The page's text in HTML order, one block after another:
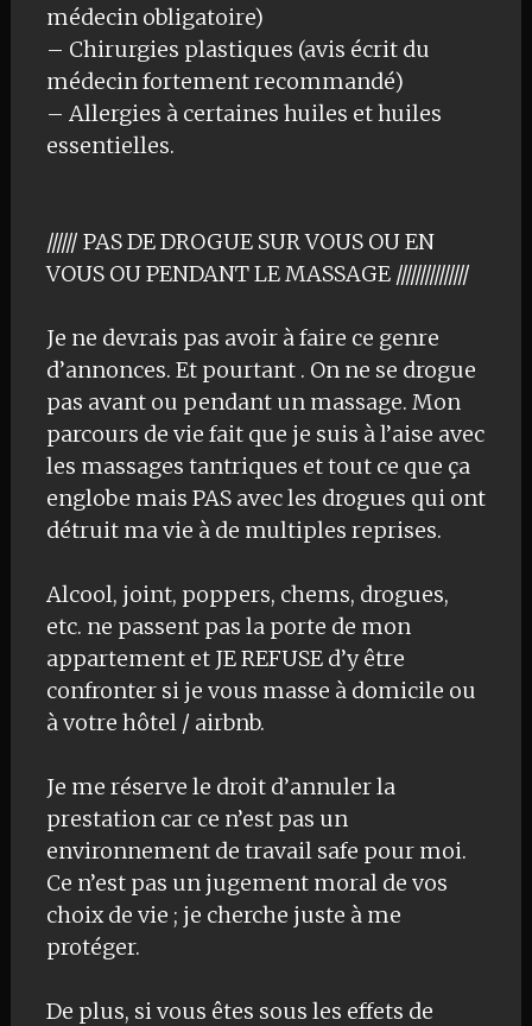
médecin obligatoire)
– Chirurgies plastiques (avis écrit du
médecin fortement recommandé)
– Allergies à certaines huiles et huiles
essentielles.
////// PAS DE DROGUE SUR VOUS OU EN
VOUS OU PENDANT LE MASSAGE ///////////////
Je ne devrais pas avoir à faire ce genre
d’annonces. Et pourtant . On ne se drogue
pas avant ou pendant un massage. Mon
parcours de vie fait que je suis à l’aise avec
les massages tantriques et tout ce que ça
englobe mais PAS avec les drogues qui ont
détruit ma vie à de multiples reprises.
Alcool, joint, poppers, chems, drogues,
etc. ne passent pas la porte de mon
appartement et JE REFUSE d’y être
confronter si je vous masse à domicile ou
à votre hôtel / airbnb.
Je me réserve le droit d’annuler la
prestation car ce n’est pas un
environnement de travail safe pour moi.
Ce n’est pas un jugement moral de vos
choix de vie ; je cherche juste à me
protéger.
De plus, si vous êtes sous les effets de